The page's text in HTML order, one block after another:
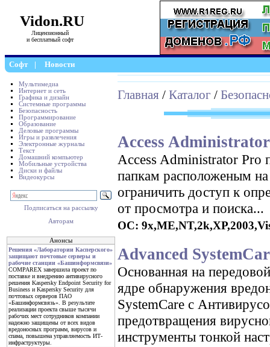
Vidon.RU
Лицензионный
и бесплатный софт
Софт | Новости
Мультимедиа
Интернет и сеть
Графика и дизайн
Системные программы
Безопасность
Программирование
Образование
Деловые программы
Игры и развлечения
Электронные журналы
Текст
Домашний компьютер
Мобильные устройства
Диски и файлы
Видеокурсы
Подписаться на рассылку
Авторам
Анонсы
Решения «Лаборатории Касперского»
защищают почтовые серверы и
рабочие станции «Башинформсвязи»
COMPAREX завершила проект по
поставке и внедрению антивирусного
решения Kaspersky Endpoint Security for
Business и Kaspersky Security для
почтовых серверов ПАО
«Башинформсвязь». В результате
реализации проекта свыше тысячи
рабочих мест сотрудников компании
надежно защищены от всех видов
вредоносных программ, вирусов и
спама, повышена управляемость ИТ-
инфраструктуры.
Главная / Каталог /
Access
Access Administrator Pro
папкам расположеным
ограничить доступ к
от просмотра и поиска...
ОС:
Advanced
Основанная на
ядре обнаружения
SystemCare с
предотвращения
инструменты тонкой